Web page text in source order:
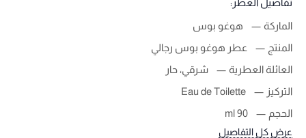
تفاصيل العطر:
الماركة
هوغو بوس
المنتج
عطر هوغو بوس رجالي
العائلة العطرية
شرقي، حار
التركيز
Eau de Toilette
الحجم
90 ml
عرض كل التفاصيل